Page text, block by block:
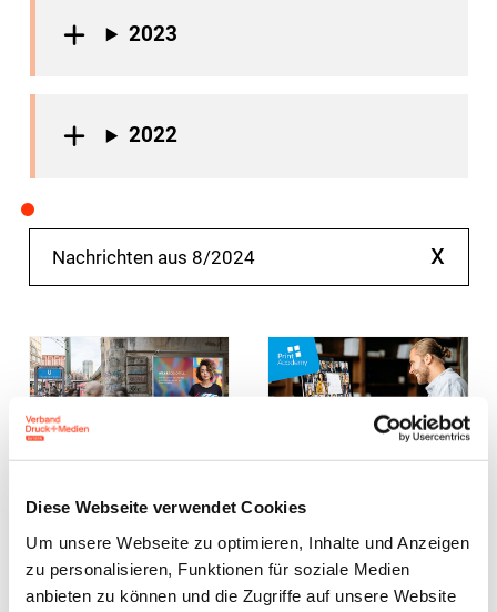
Diese Webseite verwendet Cookies
Um unsere Webseite zu optimieren, Inhalte und Anzeigen
zu personalisieren, Funktionen für soziale Medien
anbieten zu können und die Zugriffe auf unsere Website
2023
2022
Nachrichten aus 8/2024 x
WE.LOVE.PRINT
– So werden
Sie Teil einer
großen
Neues
Angebot: Print
Academy
bietet Online-